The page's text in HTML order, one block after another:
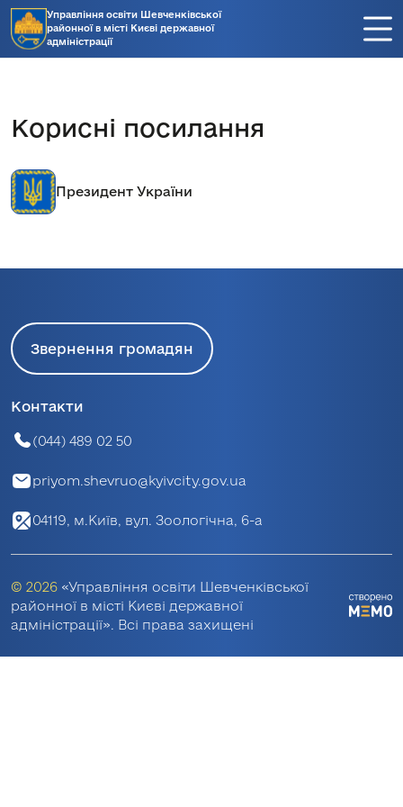
Управління освіти Шевченківської
районної в місті Києві державної
адміністрації
Корисні посилання
Президент України
Звернення громадян
Контакти
(044) 489 02 50
priyom.shevruo@kyivcity.gov.ua
04119, м.Київ, вул. Зоологічна, 6-а
© 2026 «Управління освіти Шевченківської
районної в місті Києві державної
адміністрації». Всі права захищені